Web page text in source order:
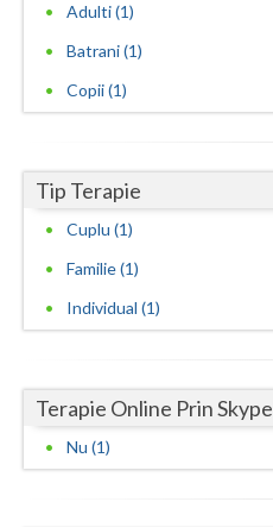
Timis
Valcea
Vaslui
Vrancea
Adulti (1)
Batrani (1)
Copii (1)
Tip Terapie
Cuplu (1)
Familie (1)
Individual (1)
Terapie Online Prin Skype
Nu (1)